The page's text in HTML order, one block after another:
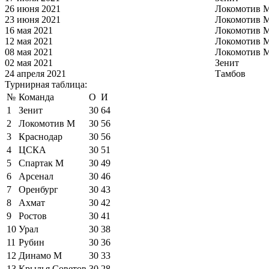
26 июня 2021
Локомотив
23 июня 2021
Локомотив
16 мая 2021
Локомотив
12 мая 2021
Локомотив
08 мая 2021
Локомотив
02 мая 2021
Зенит
24 апреля 2021
Тамбов
Турнирная таблица:
№ Команда О И
1
Зенит 30 64
2
Локомотив М 30 56
3
Краснодар 30 56
4
ЦСКА 30 51
5
Спартак М 30 49
6
Арсенал 30 46
7
Оренбург 30 43
8
Ахмат 30 42
9
Ростов 30 41
10 Урал 30 38
11 Рубин 30 36
12 Динамо М 30 33